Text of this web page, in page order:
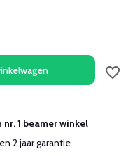
1 beamer winkel
2 jaar garantie